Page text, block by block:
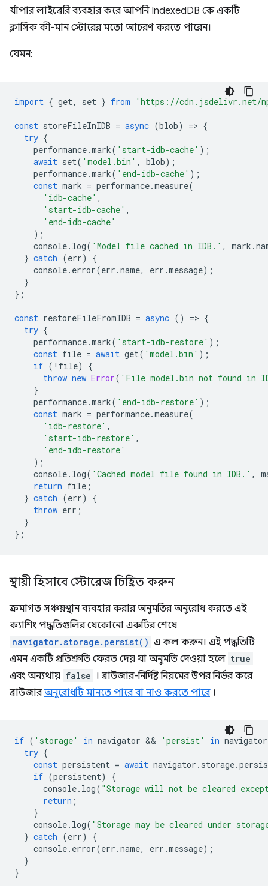
র্যাপার লাইব্রেরি ব্যবহার করে আপনি IndexedDB কে একটি
ক্লাসিক কী-মান স্টোরের মতো আচরণ করতে পারেন।
যেমন:
import { get, set } from 'https://cdn.jsdelivr.net/
const storeFileInIDB = async (blob) => {
try {
performance.mark( 'start-idb-cache' );
await set( 'model.bin' , blob);
performance.mark( 'end-idb-cache' );
const mark = performance.measure(
'idb-cache' ,
'start-idb-cache' ,
'end-idb-cache'
);
console. log( 'Model file cached in IDB.' , mark .
} catch (err)
{
console. error(err .name, err .message);
}
};
const restoreFileFromIDB = async () => {
try {
performance.mark( 'start-idb-restore' );
const file = await get( 'model.bin' );
if ( ! file)
{
throw new Error( 'File model.bin not found in
}
performance.mark( 'end-idb-restore' );
const mark = performance.measure(
'idb-restore' ,
'start-idb-restore' ,
'end-idb-restore'
);
console. log( 'Cached model file found in IDB.' ,
return file ;
} catch (err)
{
throw err ;
}
};
স্থায়ী হিসাবে স্টোরেজ চিহ্নিত করুন
ক্রমাগত সঞ্চয়স্থান ব্যবহার করার অনুমতির অনুরোধ করতে এই
ক্যাশিং পদ্ধতিগুলির যেকোনো একটির শেষে
navigator.storage.persist() এ কল করুন। এই পদ্ধতিটি
এমন একটি প্রতিশ্রুতি ফেরত দেয় যা অনুমতি দেওয়া হলে true
এবং অন্যথায় false । ব্রাউজার-নির্দিষ্ট নিয়মের উপর নির্ভর করে
ব্রাউজারঅনুরোধটি মানতে পারে বা নাও করতে পারে।
if ( 'storage' in navigator && 'persist' in navigator
try {
const persistent = await navigator . storage.
if (persistent)
{
console. log( "Storage will not be cleared
return ;
}
console. log( "Storage may be cleared under
} catch (err)
{
console. error(err .name, err .message);
}
}